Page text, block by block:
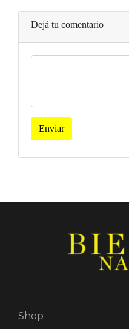
Dejá tu comentario
Enviar
Shop